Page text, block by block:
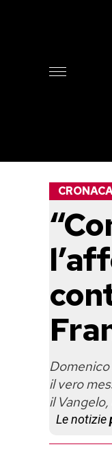
il vero
il
Le notizie